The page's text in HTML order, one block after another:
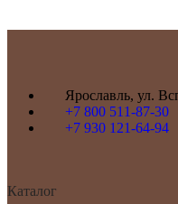
Ярославль, ул.
+7 800 511-87-30
+7 930 121-64-94
Каталог